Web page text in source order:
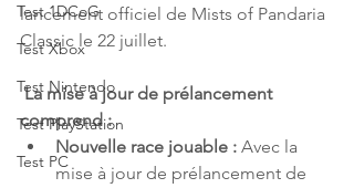
Test 1DCoG
Test Xbox
Test Nintendo
Test PlayStation
Test PC
lancement officiel de Mists of Pandaria
Classic le 22 juillet.
La mise à jour de prélancement
comprend :
Nouvelle race jouable : Avec la
mise à jour de prélancement de